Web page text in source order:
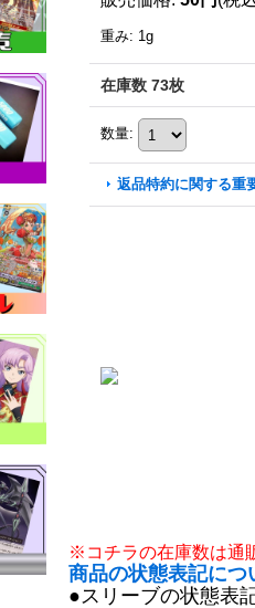
重み: 1g
在庫数 73枚
数量:
返品特約に関する重
※コチラの在庫数は通
商品の状態表記につ
●スリーブの状態表